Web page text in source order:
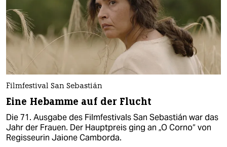
Filmfestival San Sebastián
Eine Hebamme auf der Flucht
Die 71. Ausgabe des Filmfestivals San Sebastián war das
Jahr der Frauen. Der Hauptpreis ging an „O Corno“ von
Regisseurin Jaione Camborda.